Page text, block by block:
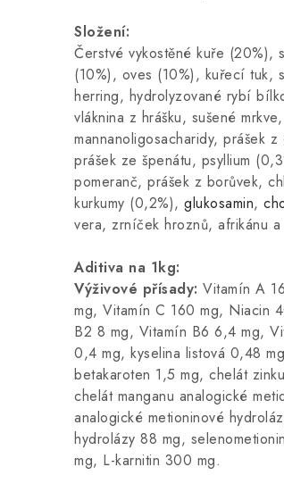
Složení:
Čerstvé vykostěné kuře (20%),
(10%), oves (10%), kuřecí tuk,
herring, hydrolyzované rybí
vláknina z hrášku, sušené
mannanoligosacharidy, prášek
prášek ze špenátu, psyllium
pomeranč, prášek z borůvek,
kurkumy (0,2%), glukosamin,
vera, zrníček hroznů, afrikánu a
Aditiva na 1kg:
Výživové přísady: Vitamín A
mg, Vitamín C 160 mg, Niacin
B2 8 mg, Vitamín B6 6,4 mg,
0,4 mg, kyselina listová 0,48
betakaroten 1,5 mg, chelát
chelát manganu analogické
analogické metioninové
hydrolázy 88 mg,
mg, L-karnitin 300 mg.